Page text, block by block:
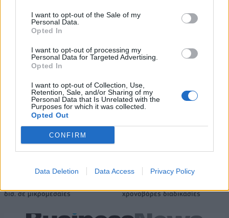
I want to opt-out of the Sale of my
Personal Data.
Opted In
I want to opt-out of processing my
Personal Data for Targeted Advertising.
Opted In
I want to opt-out of Collection, Use,
Retention, Sale, and/or Sharing of my
Personal Data that Is Unrelated with the
Purposes for which it was collected.
Opted Out
CONFIRM
Data Deletion Data Access Privacy Policy
Πέθανε ο Ντον Νέλσον – Έφυγε
από τη ζωή στα 86 του ο
θρύλος του NBA
Οι Νιου Γιορκ Λίμπερτι
διέλυσαν με 111-71 τους Λας
Χρηματιστήριο Αθηνών: Εβδομαδιαία άνοδος 1,76%, κέρδη 23,31%
από τις αρχές του έτους
Ελληνική Αναπτυξιακή Τράπεζα:
Με «προίκα» 2 δισ. ευρώ
δισ. σε μικρομεσαίες
Υπ. Μεταφορών: Οριστική λύση
στο ζήτημα των πινακίδων
χρονοβόρες διαδικασίες